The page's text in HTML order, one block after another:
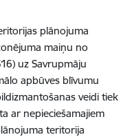
plānojuma
maiņu no
uz Savrupmāju
apbūves blīvumu
veidi tiek
ar nepieciešamajiem
teritorija